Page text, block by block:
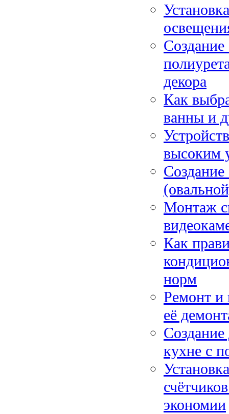
декора
Как
ванны и
высоким
Монтаж
Как
норм
Ремонт и
её
Создание
кухне с
экономии